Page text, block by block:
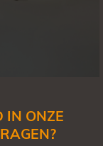
IN ONZE